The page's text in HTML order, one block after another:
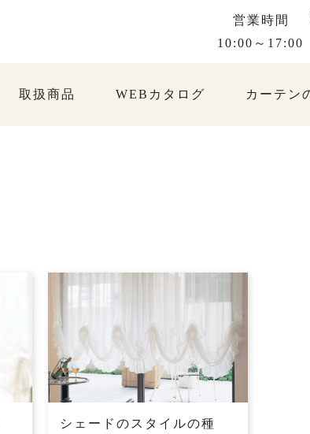
営業時間
10:00～17:00
取扱商品 WEBカタログ カーテン
シェードのスタイルの種